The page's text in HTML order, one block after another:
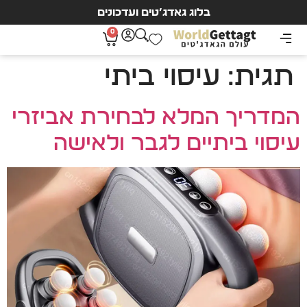
בלוג גאדג’טים ועדכונים
0
תגית: עיסוי ביתי
המדריך המלא לבחירת אביזרי
עיסוי ביתיים לגבר ולאישה